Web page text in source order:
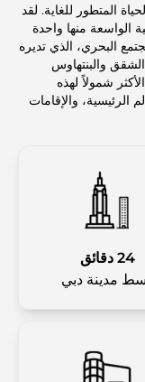
المتطور للغاية. لقد
الواسعة منها واحدة
البحري، الذي تديره
والبنتهاوس
شمولاً لهذه
الرئيسية، والإقامات
24 دقائق
مدينة دبي